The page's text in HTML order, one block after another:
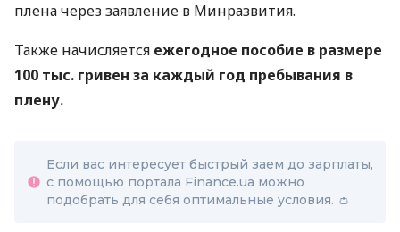
плена через заявление в Минразвития.
Также начисляется ежегодное пособие в размере
100 тыс. гривен за каждый год пребывания в
плену.
Если вас интересует быстрый заем до зарплаты,
с помощью портала Finance.ua можно
подобрать для себя оптимальные условия. 👛